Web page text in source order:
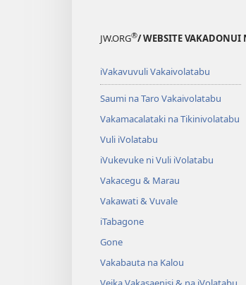
JW.ORG®/ WEBSITE
iVakavuvuli Vakaivolatabu
Saumi na Taro Vakaivolatabu
Vakamacalataki na Tikinivolatabu
Vuli iVolatabu
iVukevuke ni Vuli iVolatabu
Vakacegu & Marau
Vakawati & Vuvale
iTabagone
Gone
Vakabauta na Kalou